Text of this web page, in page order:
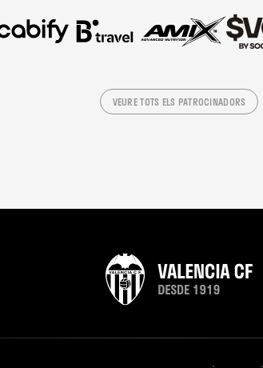
VEURE TOTS ELS PATROCINADORS